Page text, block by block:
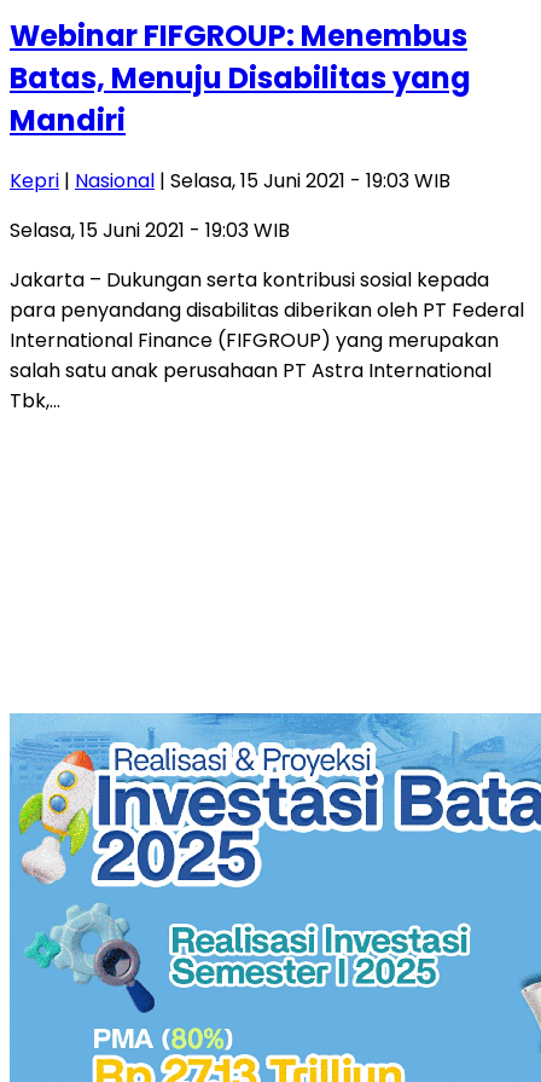
Webinar FIFGROUP: Menembus
Batas, Menuju Disabilitas yang
Mandiri
Kepri | Nasional | Selasa, 15 Juni 2021 - 19:03 WIB
Selasa, 15 Juni 2021 - 19:03 WIB
Jakarta – Dukungan serta kontribusi sosial kepada
para penyandang disabilitas diberikan oleh PT Federal
International Finance (FIFGROUP) yang merupakan
salah satu anak perusahaan PT Astra International
Tbk,…